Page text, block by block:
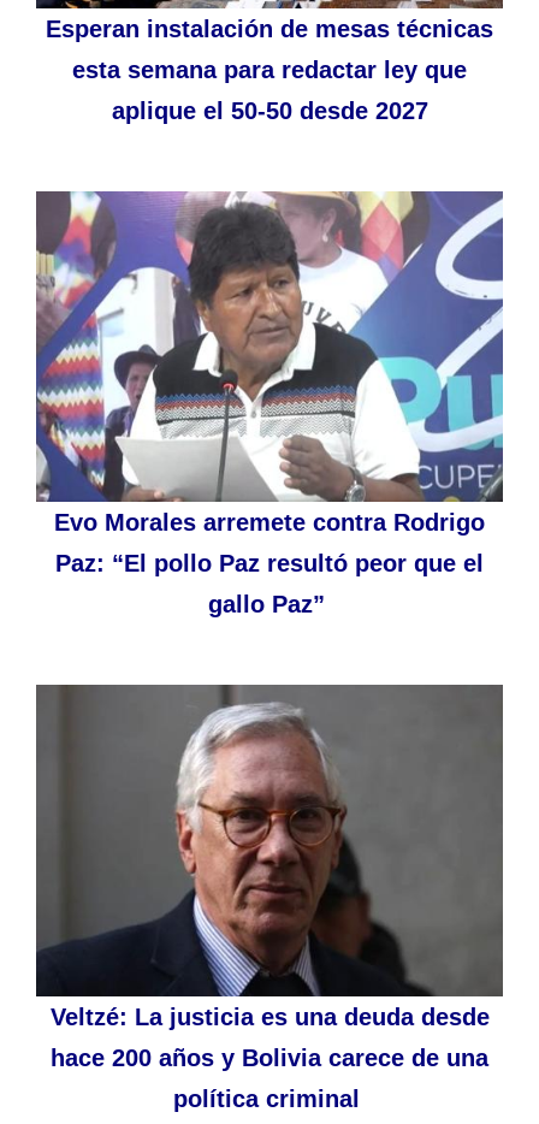
Esperan instalación de mesas técnicas
esta semana para redactar ley que
aplique el 50-50 desde 2027
Evo Morales arremete contra Rodrigo
Paz: “El pollo Paz resultó peor que el
gallo Paz”
Veltzé: La justicia es una deuda desde
hace 200 años y Bolivia carece de una
política criminal